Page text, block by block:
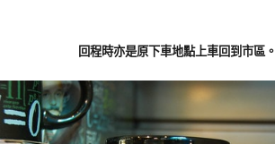
回程時亦是原下車地點上車回到市區。